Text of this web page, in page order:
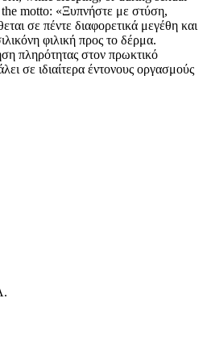
motto: «Ξυπνήστε με στύση,
σε πέντε διαφορετικά μεγέθη και
φιλική προς το δέρμα.
πληρότητας στον πρωκτικό
σε ιδιαίτερα έντονους οργασμούς